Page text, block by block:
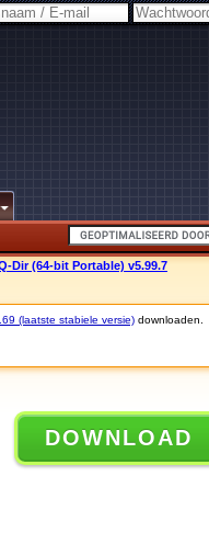
Dir (64-bit Portable) v5.99.7
(laatste stabiele versie) downloaden.
DOWNLOAD